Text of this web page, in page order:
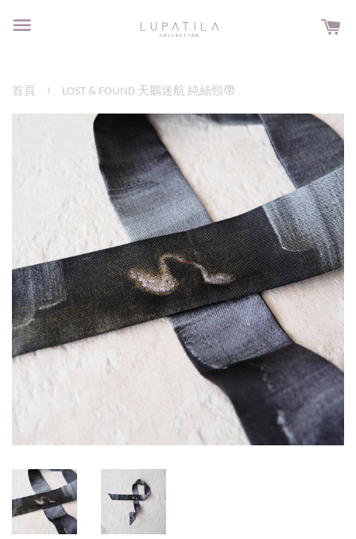
首頁 › LOST & FOUND 天鵝迷航 純絲頸帶